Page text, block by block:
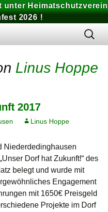
unter Heimatschutzverein
2026 !
Suchen
nach:
Linus Hoppe
2017
Linus Hoppe
Niederdedinghausen
Dorf hat Zukunft!“ des
belegt und wurde mit
Engagement
mit 1650€ Preisgeld
Projekte im Dorf